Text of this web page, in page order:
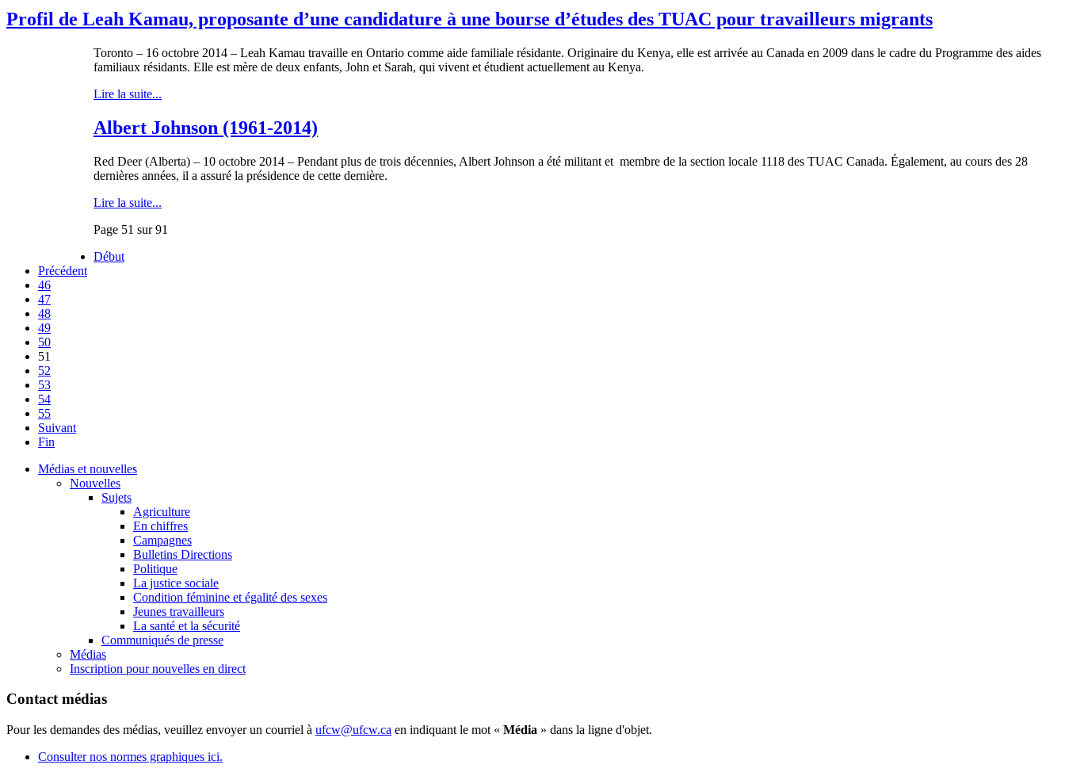
Profil de Leah Kamau, proposante d’une candidature à une bourse d’études des TUAC pour travailleurs migrants
Toronto – 16 octobre 2014 – Leah Kamau travaille en Ontario comme aide familiale résidante. Originaire du Kenya, elle est arrivée au Canada en 2009 dans le cadre du Programme des aides
familiaux résidants. Elle est mère de deux enfants, John et Sarah, qui vivent et étudient actuellement au Kenya.
Lire la suite...
Albert Johnson (1961-2014)
Red Deer (Alberta) – 10 octobre 2014 – Pendant plus de trois décennies, Albert Johnson a été militant et membre de la section locale 1118 des TUAC Canada. Également, au cours des 28
dernières années, il a assuré la présidence de cette dernière.
Lire la suite...
Page 51 sur 91
Début
Précédent
46
47
48
49
50
51
52
53
54
55
Suivant
Fin
Médias et nouvelles
Nouvelles
Sujets
Agriculture
En chiffres
Campagnes
Bulletins Directions
Politique
La justice sociale
Condition féminine et égalité des sexes
Jeunes travailleurs
La santé et la sécurité
Communiqués de presse
Médias
Inscription pour nouvelles en direct
Contact médias
Pour les demandes des médias, veuillez envoyer un courriel à ufcw@ufcw.ca en indiquant le mot « Média » dans la ligne d'objet.
Consulter nos normes graphiques ici.